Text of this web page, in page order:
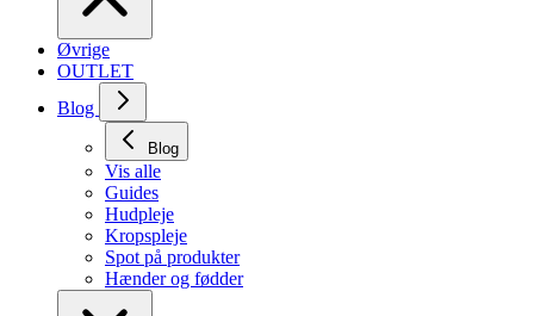
Øvrige
OUTLET
Blog
Blog
Vis alle
Guides
Hudpleje
Kropspleje
Spot på produkter
Hænder og fødder